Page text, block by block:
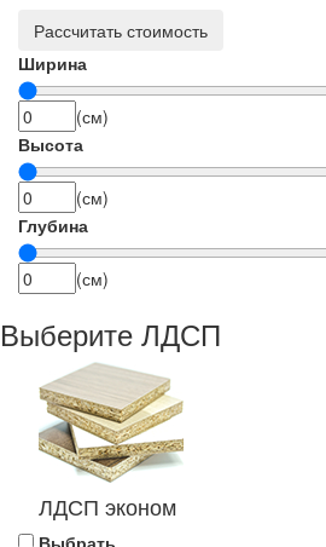
Рассчитать стоимость
Ширина
(см)
Высота
(см)
Глубина
(см)
Выберите ЛДСП
ЛДСП эконом
Выбрать